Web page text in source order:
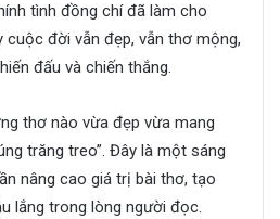
tình đồng chí đã làm cho
đời vẫn đẹp, vẫn thơ mộng,
đấu và chiến thắng.
thơ nào vừa đẹp vừa mang
trăng treo”. Đây là một sáng
nâng cao giá trị bài thơ, tạo
lắng trong lòng người đọc.